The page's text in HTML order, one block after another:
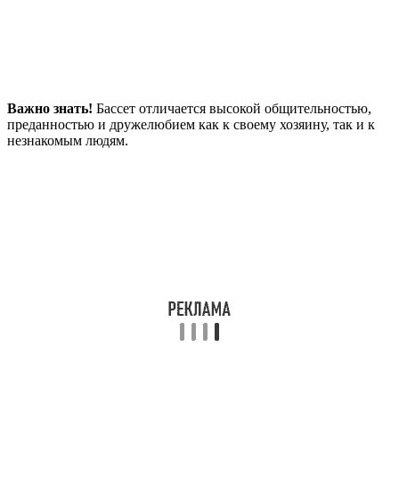
Важно знать! Бассет отличается высокой общительностью,
преданностью и дружелюбием как к своему хозяину, так и к
незнакомым людям.